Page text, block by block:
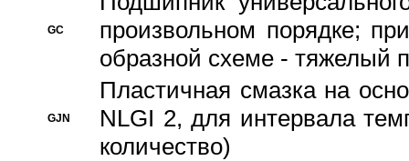
GC
произвольном порядке;
образной схеме - тяжелый
GJN
Пластичная смазка на
NLGI 2, для интервала
количество)